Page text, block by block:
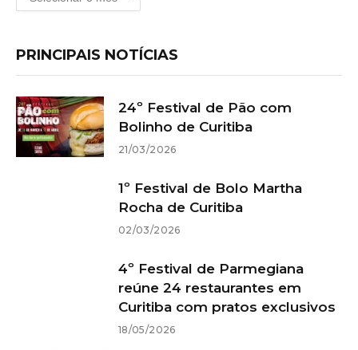
PRINCIPAIS NOTÍCIAS
24º Festival de Pão com
Bolinho de Curitiba
21/03/2026
1º Festival de Bolo Martha
Rocha de Curitiba
02/03/2026
4º Festival de Parmegiana
reúne 24 restaurantes em
Curitiba com pratos exclusivos
18/05/2026